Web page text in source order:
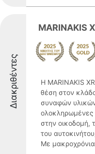
Διακριθέντες
MARINAKIS
Η MARINAKIS
θέση στον
συναφών
ολοκληρωμένες
στην οικοδομή,
του
Με μακροχρόνια